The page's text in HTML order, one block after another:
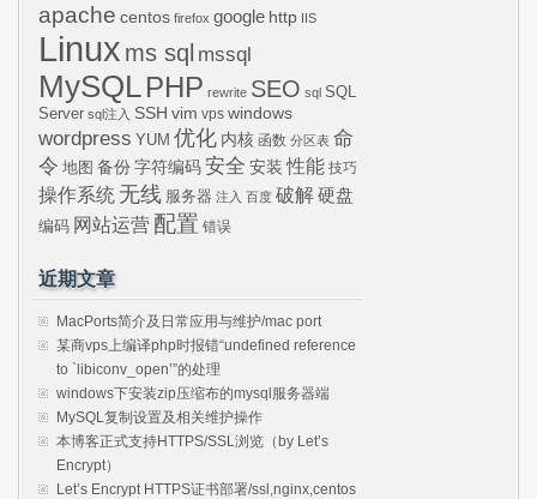
apache centos firefox google http IIS
Linux ms sql mssql
MySQLPHP rewrite SEO sql SQL
Server sql注入 SSH vim vps windows
wordpress YUM 优化 内核 函数 分区表 命
令 地图 备份 字符编码 安全 安装 性能 技巧
操作系统 无线 服务器 注入 百度 破解硬盘
编码 网站运营 配置 错误
近期文章
MacPorts简介及日常应用与维护/mac port
某商vps上编译php时报错“undefined reference
to `libiconv_open’”的处理
windows下安装zip压缩布的mysql服务器端
MySQL复制设置及相关维护操作
本博客正式支持HTTPS/SSL浏览（by Let’s
Encrypt）
Let’s Encrypt HTTPS证书部署/ssl,nginx,centos